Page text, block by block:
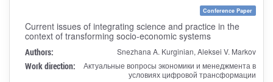
Conference Paper
Current issues of integrating science and practice in the
context of transforming socio-economic systems
Authors: Snezhana A. Kurginian, Aleksei V. Markov
Work direction:
Актуальные вопросы экономики и менеджмента в
условиях цифровой трансформации